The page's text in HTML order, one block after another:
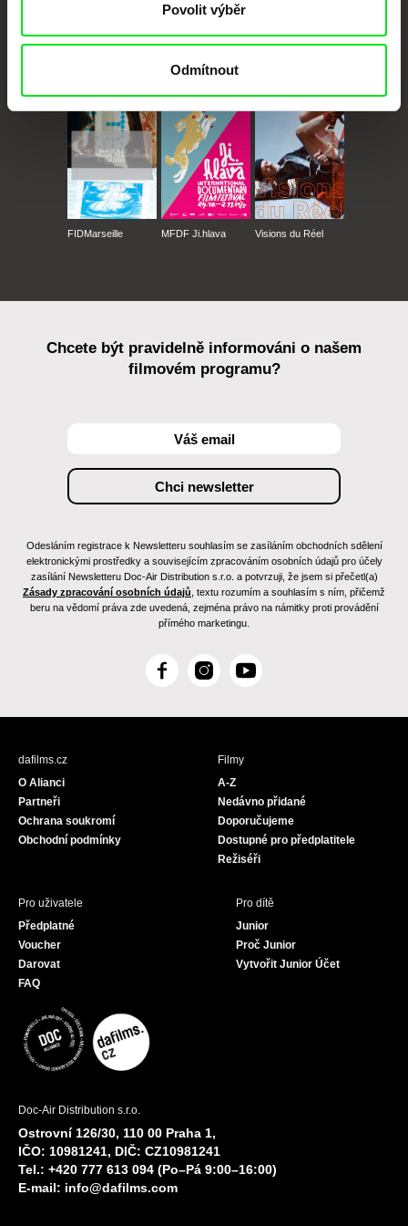
Povolit výběr
OdmítnoutAgainst Gravity
FIDMarseille MFDF Ji.hlava Visions du Réel
Chcete být pravidelně informováni o našem
filmovém programu?
Odesláním registrace k Newsletteru souhlasím se zasíláním obchodních sdělení
elektronickými prostředky a souvisejícím zpracováním osobních údajů pro účely
zasílání Newsletteru Doc-Air Distribution s.r.o. a potvrzuji, že jsem si přečetl(a)
Zásady zpracování osobních údajů , textu rozumím a souhlasím s ním, přičemž
beru na vědomí práva zde uvedená, zejména právo na námitky proti provádění
přímého marketingu.
F
c
I
s
Y
u
dafilms.cz
O Alianci
Partneři
Ochrana soukromí
Obchodní podmínky
Filmy
A-Z
Nedávno přidané
Doporučujeme
Dostupné pro předplatitele
Režiséři
Pro uživatele
Předplatné
Voucher
Darovat
FAQ
Pro dítě
Junior
Proč Junior
Vytvořit Junior Účet
Doc-Air Distribution s.r.o.
Ostrovní 126/30, 110 00 Praha 1,
IČO: 10981241, DIČ: CZ10981241
Tel.: +420 777 613 094 (Po–Pá 9:00–16:00)
E-mail: info@dafilms.com